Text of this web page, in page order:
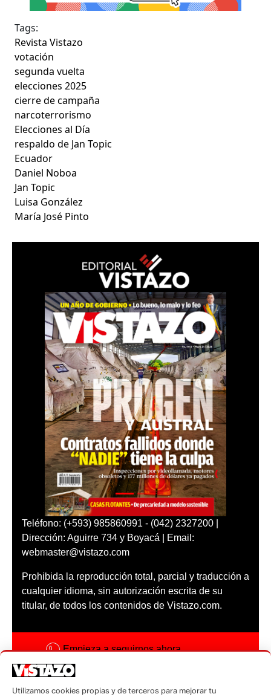
Tags:
Revista Vistazo
votación
segunda vuelta
elecciones 2025
cierre de campaña
narcoterrorismo
Elecciones al Día
respaldo de Jan Topic
Ecuador
Daniel Noboa
Jan Topic
Luisa González
María José Pinto
Teléfono: (+593) 985860991 - (042) 2327200 |
Dirección: Aguirre 734 y Boyacá | Email:
webmaster@vistazo.com
Prohibida la reproducción total, parcial y traducción a
cualquier idioma, sin autorización escrita de su
titular, de todos los contenidos de Vistazo.com.
Empieza a seguirnos ahora
Código ética
Utilizamos cookies propias y de terceros para mejorar tu